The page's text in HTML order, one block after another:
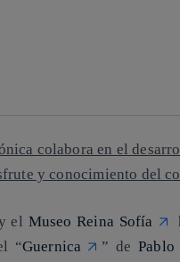
colabora en el
y conocimiento del
el Museo Reina Sofía
“Guernica ” dePablo